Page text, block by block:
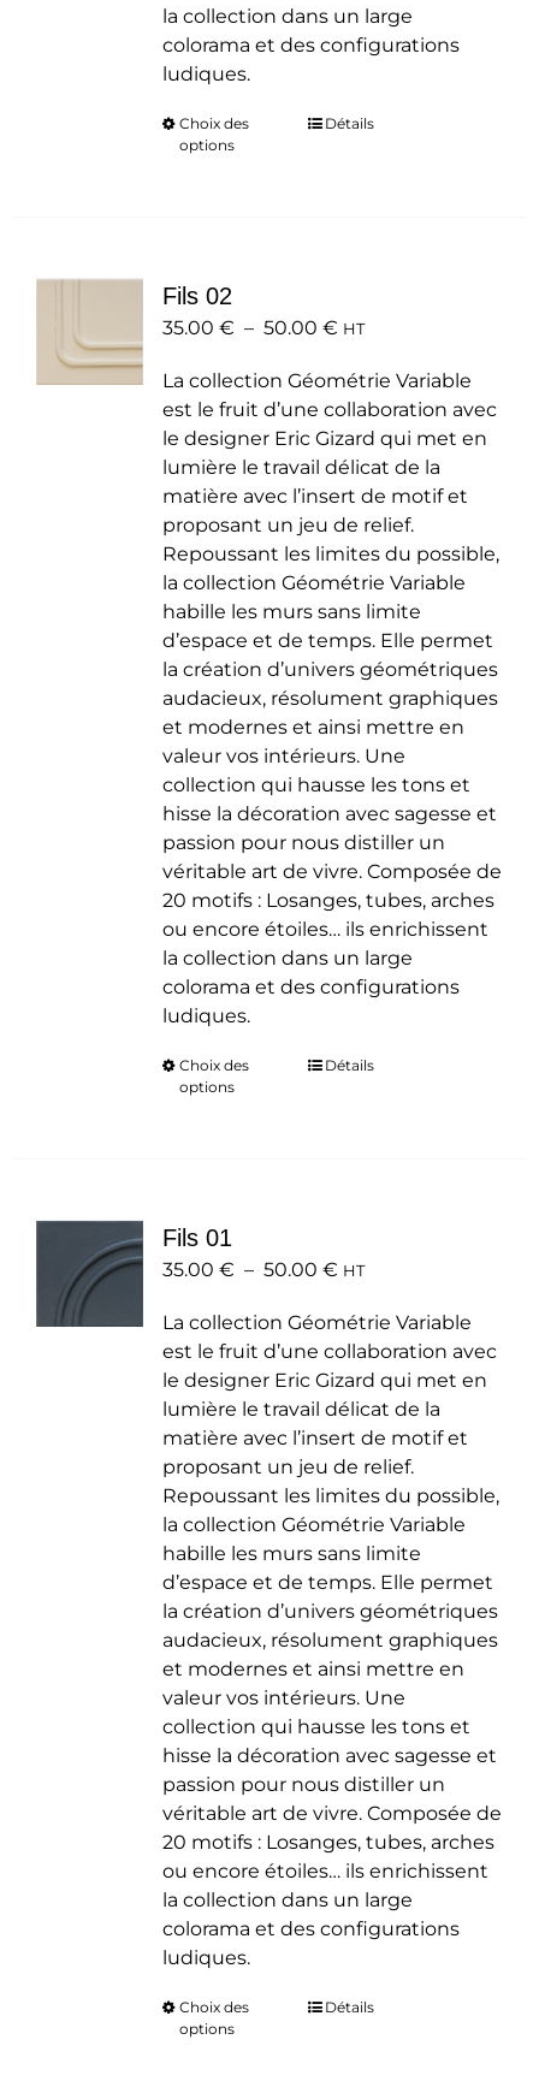
la collection dans un large
colorama et des configurations
ludiques.
Choix des
options
Ce
peuvent
choisies
sur
la
page
du
produit
Détails
Fils 02
35.00 € – 50.00 €Plage
prix :
35.00 €
à
50.00 €
HT
La collection Géométrie Variable
est le fruit d’une collaboration avec
le designer Eric Gizard qui met en
lumière le travail délicat de la
matière avec l’insert de motif et
proposant un jeu de relief.
Repoussant les limites du possible,
la collection Géométrie Variable
habille les murs sans limite
d’espace et de temps. Elle permet
la création d’univers géométriques
audacieux, résolument graphiques
et modernes et ainsi mettre en
valeur vos intérieurs. Une
collection qui hausse les tons et
hisse la décoration avec sagesse et
passion pour nous distiller un
véritable art de vivre. Composée de
20 motifs : Losanges, tubes, arches
ou encore étoiles… ils enrichissent
la collection dans un large
colorama et des configurations
ludiques.
Choix des
options
Ce
peuvent
choisies
sur
la
page
du
produit
Détails
Fils 01
35.00 € – 50.00 €Plage
prix :
35.00 €
à
50.00 €
HT
La collection Géométrie Variable
est le fruit d’une collaboration avec
le designer Eric Gizard qui met en
lumière le travail délicat de la
matière avec l’insert de motif et
proposant un jeu de relief.
Repoussant les limites du possible,
la collection Géométrie Variable
habille les murs sans limite
d’espace et de temps. Elle permet
la création d’univers géométriques
audacieux, résolument graphiques
et modernes et ainsi mettre en
valeur vos intérieurs. Une
collection qui hausse les tons et
hisse la décoration avec sagesse et
passion pour nous distiller un
véritable art de vivre. Composée de
20 motifs : Losanges, tubes, arches
ou encore étoiles… ils enrichissent
la collection dans un large
colorama et des configurations
ludiques.
Choix des
options
CeDétails